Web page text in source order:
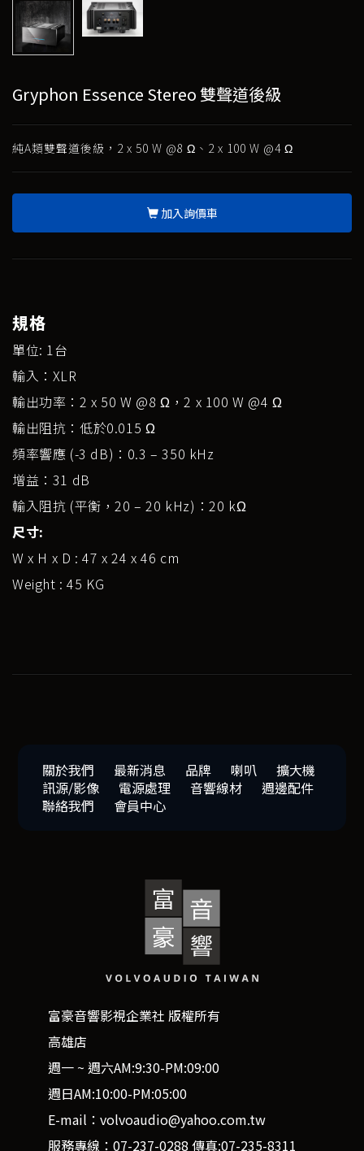
Gryphon Essence Stereo 雙聲道後級
純A類雙聲道後級，2 x 50 W @8 Ω、2 x 100 W @4 Ω
加入詢價車
規格
單位: 1台
輸入：XLR
輸出功率：2 x 50 W @8 Ω，2 x 100 W @4 Ω
輸出阻抗：低於0.015 Ω
頻率響應 (-3 dB)：0.3 – 350 kHz
增益：31 dB
輸入阻抗 (平衡，20 – 20 kHz)：20 kΩ
尺寸:
W x H x D : 47 x 24 x 46 cm
Weight : 45 KG
關於我們 最新消息 品牌 喇叭
擴大機
訊源/影像
電源處理 音響線材
週邊配件
聯絡我們
會員中心
富豪音響影視企業社 版權所有
高雄店
週一 ~ 週六AM:9:30-PM:09:00
週日AM:10:00-PM:05:00
E-mail：volvoaudio@yahoo.com.tw
服務專線：07-237-0288 傳真:07-235-8311